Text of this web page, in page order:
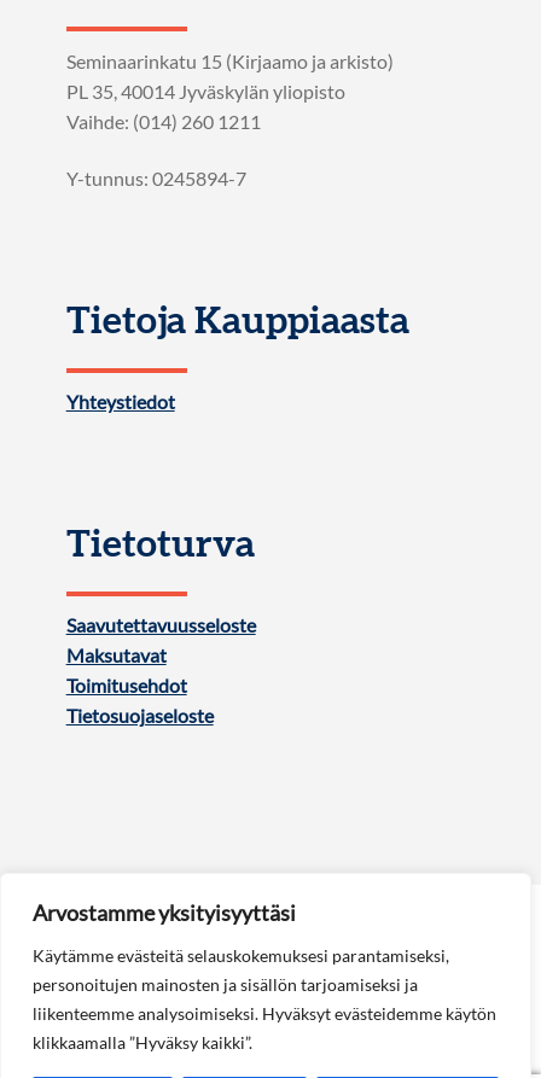
Arvostamme yksityisyyttäsi
Käytämme evästeitä selauskokemuksesi parantamiseksi,
personoitujen mainosten ja sisällön tarjoamiseksi ja
liikenteemme analysoimiseksi. Hyväksyt evästeidemme käytön
klikkaamalla ”Hyväksy kaikki”.
Seminaarinkatu 15 (Kirjaamo ja arkisto)
PL 35, 40014 Jyväskylän yliopisto
Vaihde: (014) 260 1211
Y-tunnus: 0245894-7
Tietoja Kauppiaasta
Yhteystiedot
Tietoturva
Saavutettavuusseloste
Maksutavat
Toimitusehdot
Tietosuojaseloste